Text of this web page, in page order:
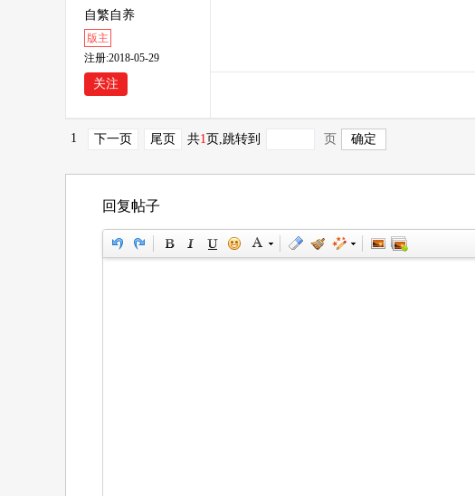
出
自繁自养
版主
注册:2018-05-29
关注
1 下一页 尾页 共1页 ,跳转到 页
回复帖子